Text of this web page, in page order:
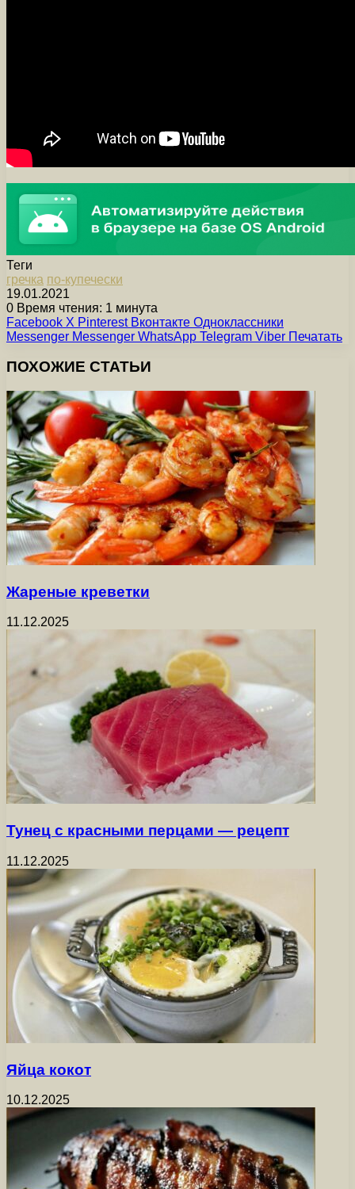
Теги
гречка по-купечески
19.01.2021
0 Время чтения: 1 минута
Facebook X Pinterest Вконтакте Одноклассники
Messenger Messenger WhatsApp Telegram Viber Печатать
ПОХОЖИЕ СТАТЬИ
Жареные креветки
11.12.2025
Тунец с красными перцами — рецепт
11.12.2025
Яйца кокот
10.12.2025